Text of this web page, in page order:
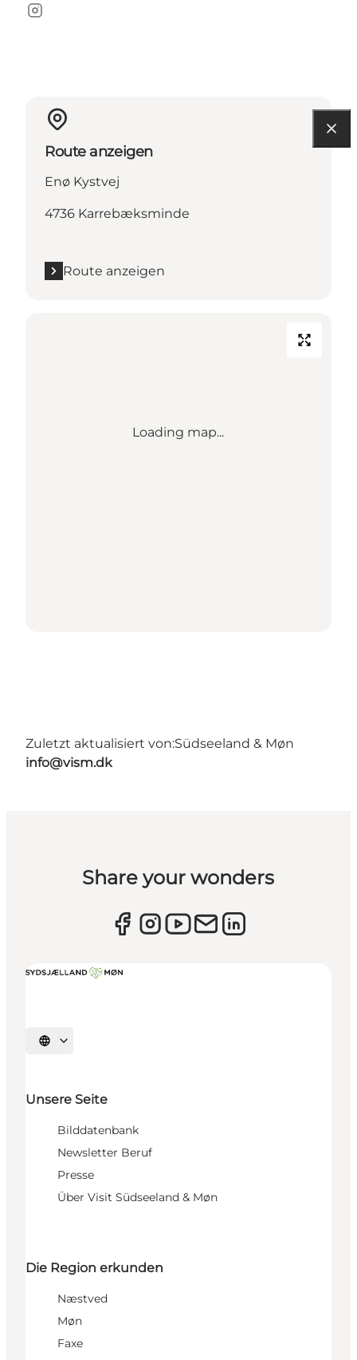
Instagram
Route anzeigen
Enø Kystvej
4736 Karrebæksminde
Route anzeigen
Loading map...
Zuletzt aktualisiert von:Südseeland & Møn
info@vism.dk
Share your wonders
Sprache auswählen
Unsere Seite
Bilddatenbank
Newsletter Beruf
Presse
Über Visit Südseeland & Møn
Die Region erkunden
Næstved
Møn
Faxe